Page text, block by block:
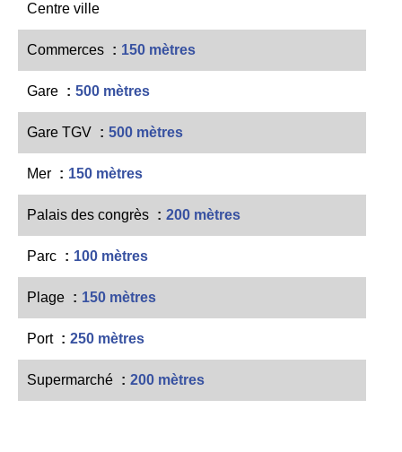
Centre ville
Commerces 150 mètres
Gare 500 mètres
Gare TGV 500 mètres
Mer 150 mètres
Palais des congrès 200 mètres
Parc 100 mètres
Plage 150 mètres
Port 250 mètres
Supermarché 200 mètres